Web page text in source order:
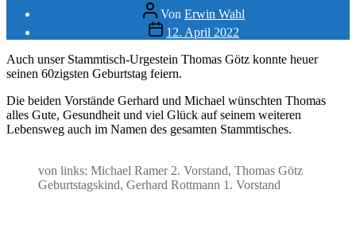
Beitragsautor
Von Erwin Wahl
Beitragsdatum
12. April 2022
Auch unser Stammtisch-Urgestein Thomas Götz konnte heuer
seinen 60zigsten Geburtstag feiern.
Die beiden Vorstände Gerhard und Michael wünschten Thomas
alles Gute, Gesundheit und viel Glück auf seinem weiteren
Lebensweg auch im Namen des gesamten Stammtisches.
von links: Michael Ramer 2. Vorstand, Thomas Götz
Geburtstagskind, Gerhard Rottmann 1. Vorstand